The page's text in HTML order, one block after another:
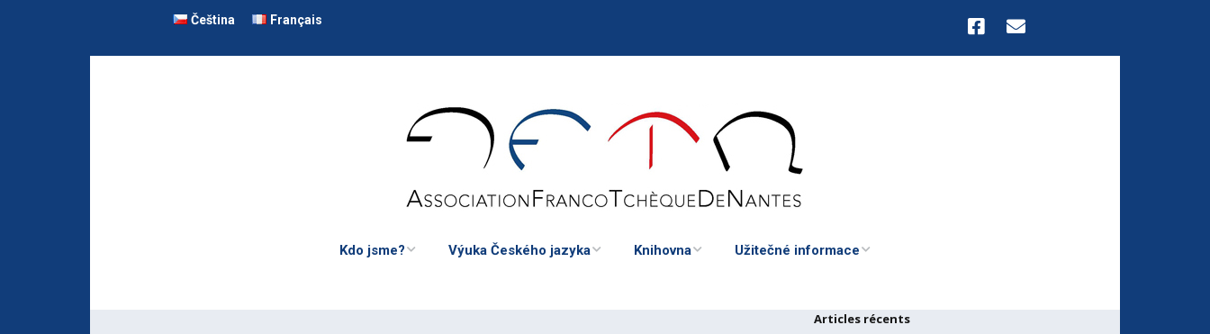
Čeština Français
Kdo jsme? Výuka Českého jazyka Knihovna Užitečné informace
Articles récents